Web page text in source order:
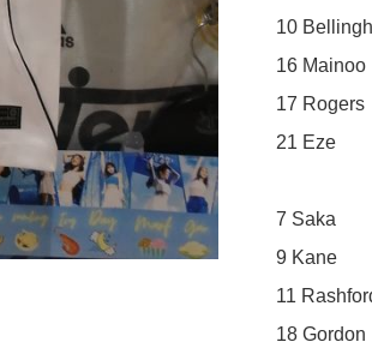
10
16 Mainoo
17 Rogers
21 Eze
7 Saka
9 Kane
11
18 Gordon